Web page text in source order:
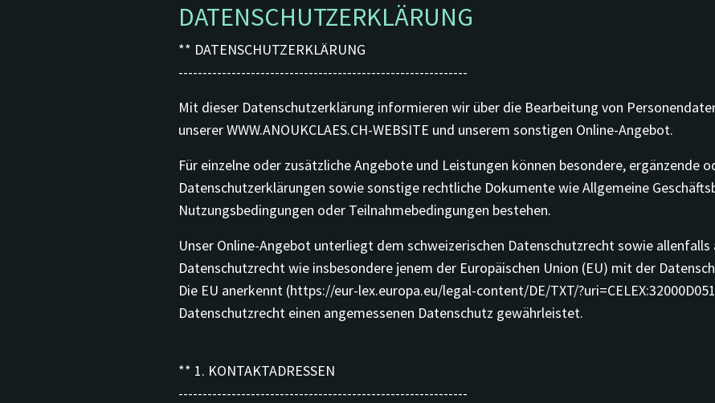
DATENSCHUTZERKLÄRUNG
** DATENSCHUTZERKLÄRUNG
------------------------------------------------------------
Mit dieser Datenschutzerklärung informieren wir über die Bearbeitung von
unserer WWW.ANOUKCLAES.CH-WEBSITE und unserem sonstigen Online-Angebot.
Für einzelne oder zusätzliche Angebote und Leistungen können besondere, ergänzende
Datenschutzerklärungen sowie sonstige rechtliche Dokumente wie Allgemeine
Nutzungsbedingungen oder Teilnahmebedingungen bestehen.
Unser Online-Angebot unterliegt dem schweizerischen Datenschutzrecht sowie
Datenschutzrecht wie insbesondere jenem der Europäischen Union (EU) mit der
Die EU anerkennt (https://eur-lex.europa.eu/legal-content/DE/TXT/
Datenschutzrecht einen angemessenen Datenschutz gewährleistet.
** 1. KONTAKTADRESSEN
------------------------------------------------------------